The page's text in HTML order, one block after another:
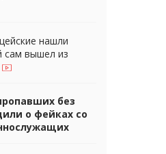
нашли
сам вышел из
без
о фейках со